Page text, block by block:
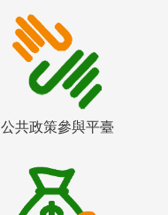
公共政策參與平臺